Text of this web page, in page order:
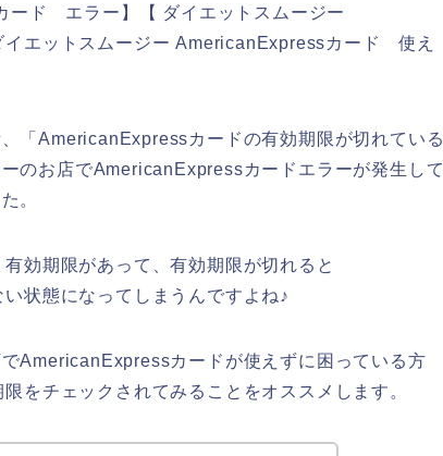
ード エラー】【 ダイエットスムージー
エットスムージー AmericanExpressカード 使え
「AmericanExpressカードの有効期限が切れている
のお店でAmericanExpressカードエラーが発生して
。
効期限があって、有効期限が切れると
状態になってしまうんですよね♪
AmericanExpressカードが使えずに困っている方
をチェックされてみることをオススメします。